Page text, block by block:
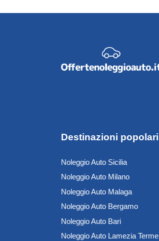
Destinazioni popolari
Noleggio Auto Sicilia
Noleggio Auto Milano
Noleggio Auto Malaga
Noleggio Auto Bergamo
Noleggio Auto Bari
Noleggio Auto Lamezia Terme